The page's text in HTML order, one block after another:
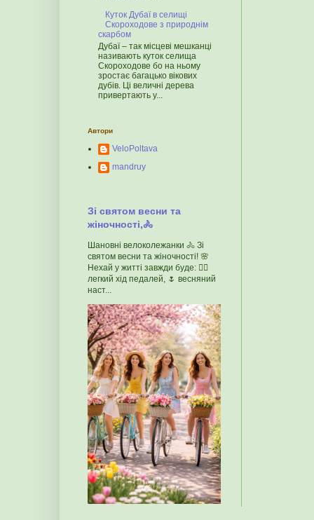
Куток Дубаї в селищі
Скороходове з природнім
скарбом
Дубаї – так місцеві мешканці
називають куток селища
Скороходове бо на ньому
зростає багацько вікових
дубів. Ці величні дерева
привертають у...
Автори
VeloPoltava
mandruy
Зі святом весни та
жіночності,🚴
Шановні велоколежанки 🚴 Зі
святом весни та жіночності! 🌸
Нехай у житті завжди буде: 🚴‍♀️
легкий хід педалей, 🌷 весняний
наст...